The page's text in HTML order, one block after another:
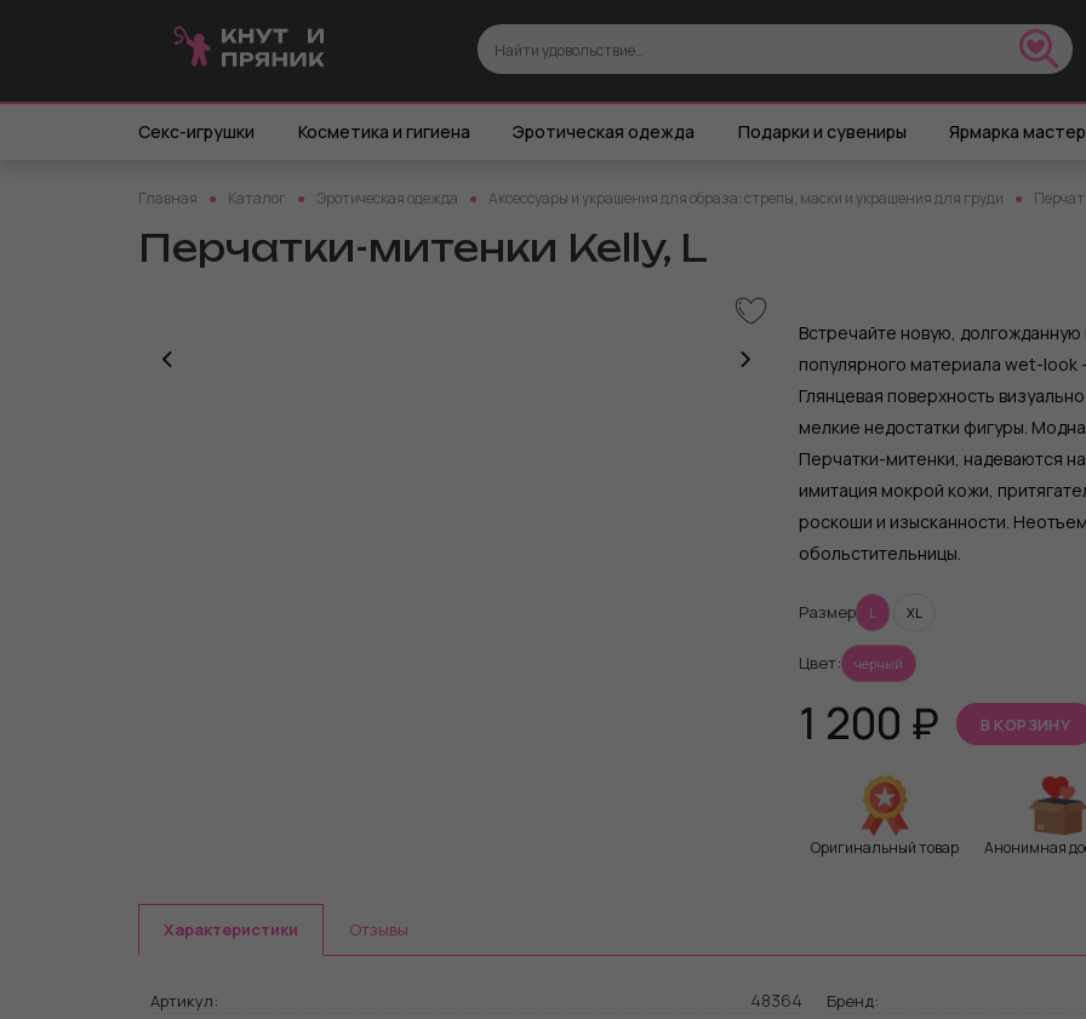
Секс-игрушки Косметика и гигиена Эротическая одежда Подарки и сувениры Ярмарка
Главная Каталог Эротическая одежда Аксессуары и украшения для образа: стрепы, маски и украшения для груди
Перчатки-митенки Kelly, L
Встречайте новую,
популярного материала wet-look
Глянцевая поверхность
мелкие недостатки фигуры.
Перчатки-митенки, надеваются
имитация мокрой кожи,
роскоши и изысканности.
обольстительницы.
Размер L XL
Цвет: черный
1 200 ₽ В КОРЗИНУ
Оригинальный товар Анонимная
Характеристики Отзывы
Артикул: 48364 Бренд: